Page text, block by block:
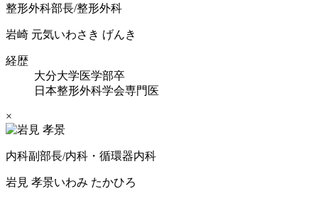
整形外科部長/整形外科
岩崎 元気いわさき げんき
経歴
大分大学医学部卒
日本整形外科学会専門医
×
内科副部長/内科・循環器内科
岩見 孝景いわみ たかひろ